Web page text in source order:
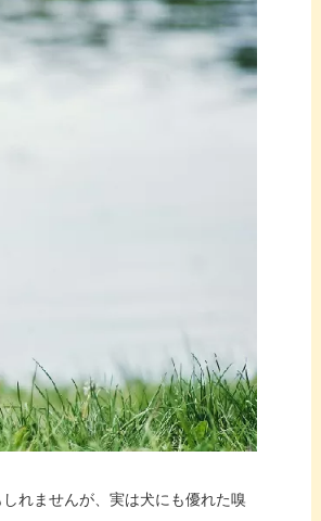
れませんが、実は犬にも優れた嗅